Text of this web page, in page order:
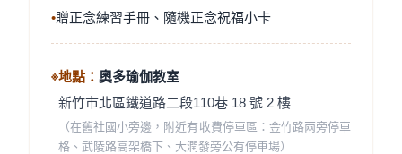
•贈正念練習手冊、隨機正念祝福小卡
※地點： 奧多瑜伽教室
新竹市北區鐵道路二段110巷 18 號 2 樓
（在舊社國小旁邊，附近有收費停車區：金竹路兩旁停車
格、武陵路高架橋下、大潤發旁公有停車場）